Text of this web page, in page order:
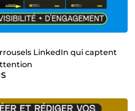
LinkedIn qui captent